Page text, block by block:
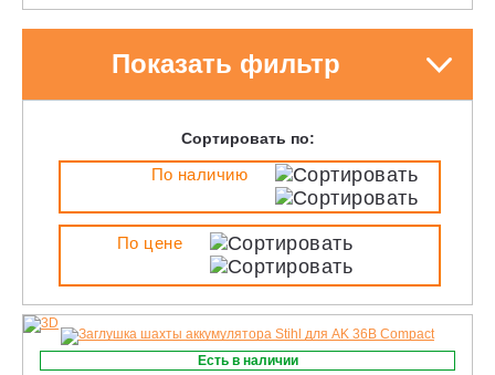
Показать фильтр
Сортировать по:
По наличию
По цене
Есть в наличии